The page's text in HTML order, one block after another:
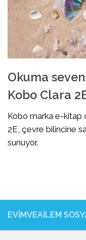
Okuma
Kobo Clara
Kobo marka e-kitap
2E, çevre bilincine
sunuyor.
EVIMVEAILEM